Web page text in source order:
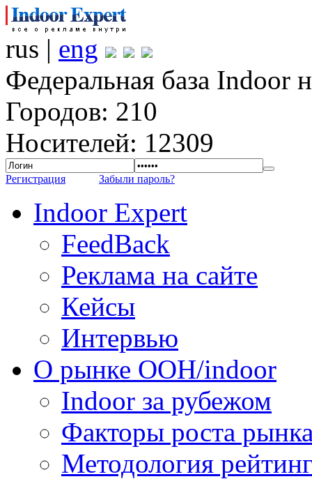
rus | eng
Федеральная база Indoor
Городов: 210
Носителей: 12309
Регистрация Забыли пароль?
Indoor Expert
FeedBack
Реклама на сайте
Кейсы
Интервью
О рынке OOH/indoor
Indoor за рубежом
Факторы роста
Методология